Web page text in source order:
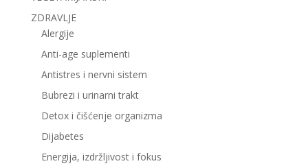
ZDRAVLJE
Alergije
Anti-age suplementi
Antistres i nervni sistem
Bubrezi i urinarni trakt
Detox i čišćenje organizma
Dijabetes
Energija, izdržljivost i fokus